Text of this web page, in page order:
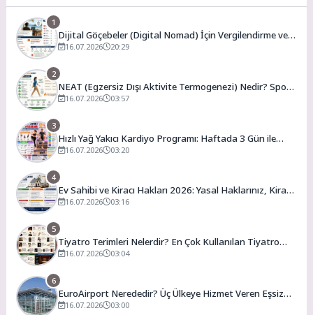
1
Dijital Göçebeler (Digital Nomad) İçin Vergilendirme ve
En Uygun Vergili Ülkeler
16.07.2026 20:29
2
NEAT (Egzersiz Dışı Aktivite Termogenezi) Nedir? Spor
Salonuna Gitmeden Günlük Kalori Yakımınızı Artırmanın
16.07.2026 03:57
3
Hızlı Yağ Yakıcı Kardiyo Programı: Haftada 3 Gün ile
Evde Forma Girme Formülü
16.07.2026 03:20
4
Ev Sahibi ve Kiracı Hakları 2026: Yasal Haklarınız, Kira
Artış Sınırları ve Bilmeniz Gerekenler
16.07.2026 03:16
5
Tiyatro Terimleri Nelerdir? En Çok Kullanılan Tiyatro
Kavramları ve Anlamları
16.07.2026 03:04
6
EuroAirport Nerededir? Üç Ülkeye Hizmet Veren Eşsiz
Havalimanı Rehberi
16.07.2026 03:00